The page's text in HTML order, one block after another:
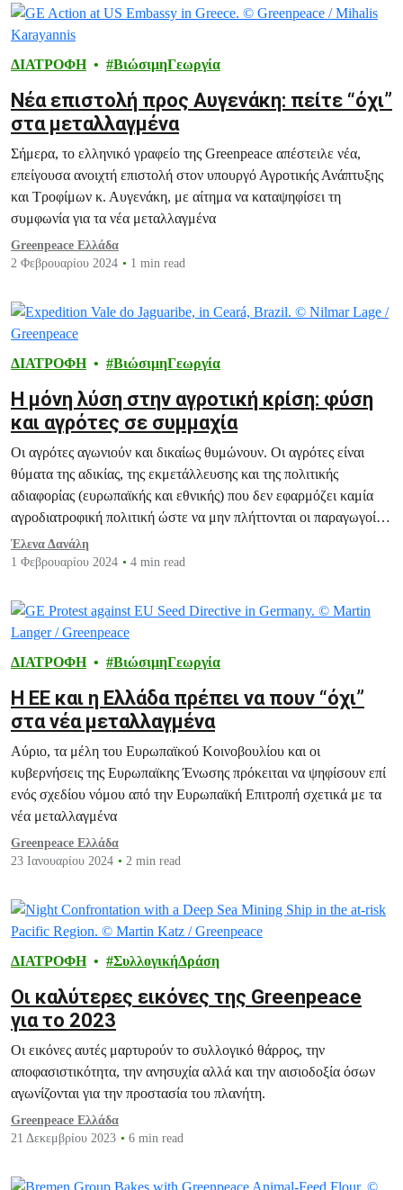
ΔΙΑΤΡΟΦΗ ΒιώσιμηΓεωργία
Νέα επιστολή προς Αυγενάκη: πείτε “όχι”
στα μεταλλαγμένα
Σήμερα, το ελληνικό γραφείο της Greenpeace απέστειλε νέα,
επείγουσα ανοιχτή επιστολή στον υπουργό Αγροτικής Ανάπτυξης
και Τροφίμων κ. Αυγενάκη, με αίτημα να καταψηφίσει τη
συμφωνία για τα νέα μεταλλαγμένα
Greenpeace Ελλάδα
2 Φεβρουαρίου 2024
1 min read
ΔΙΑΤΡΟΦΗ ΒιώσιμηΓεωργία
Η μόνη λύση στην αγροτική κρίση: φύση
και αγρότες σε συμμαχία
Οι αγρότες αγωνιούν και δικαίως θυμώνουν. Οι αγρότες είναι
θύματα της αδικίας, της εκμετάλλευσης και της πολιτικής
αδιαφορίας (ευρωπαϊκής και εθνικής) που δεν εφαρμόζει καμία
αγροδιατροφική πολιτική ώστε να μην πλήττονται οι παραγωγοί
σε κάθε εξωτερική αναταραχή (οικονομική κρίση, πόλεμος,
πανδημία, κλιματική κατάρρευση) όπως συμβαίνει ως σήμερα.
Έλενα Δανάλη
1 Φεβρουαρίου 2024
4 min read
ΔΙΑΤΡΟΦΗ ΒιώσιμηΓεωργία
Η ΕΕ και η Ελλάδα πρέπει να πουν “όχι”
στα νέα μεταλλαγμένα
Αύριο, τα μέλη του Ευρωπαϊκού Κοινοβουλίου και οι
κυβερνήσεις της Ευρωπαϊκης Ένωσης πρόκειται να ψηφίσουν επί
ενός σχεδίου νόμου από την Ευρωπαϊκή Επιτροπή σχετικά με τα
νέα μεταλλαγμένα
Greenpeace Ελλάδα
23 Ιανουαρίου 2024
2 min read
ΔΙΑΤΡΟΦΗ ΣυλλογικήΔράση
Οι καλύτερες εικόνες της Greenpeace
για το 2023
Οι εικόνες αυτές μαρτυρούν το συλλογικό θάρρος, την
αποφασιστικότητα, την ανησυχία αλλά και την αισιοδοξία όσων
αγωνίζονται για την προστασία του πλανήτη.
Greenpeace Ελλάδα
21 Δεκεμβρίου 2023
6 min read